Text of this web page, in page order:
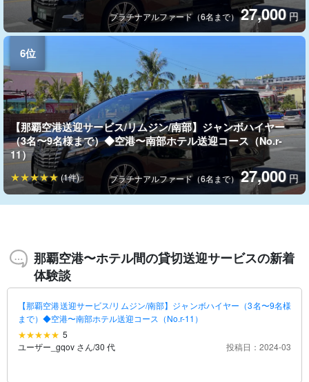
プラチナアルファード（6名まで）27,000 円
【那覇空港送迎サービス/リムジン/南部】ジャンボハイヤー
（3名〜9名様まで）◆空港〜南部ホテル送迎コース（No.r-
11）
プラチナアルファード（6名まで）27,000 円
(1件)
那覇空港〜ホテル間の貸切送迎サービスの新着
体験談
【那覇空港送迎サービス/リムジン/南部】ジャンボハイヤー（3名〜9名様
まで）◆空港〜南部ホテル送迎コース（No.r-11）
5
ユーザー_gqov さん/30 代 投稿日：2024-03